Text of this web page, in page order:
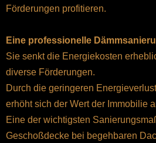
Förderungen profitieren.
Eine professionelle
Sie senkt die Energiekosten
diverse Förderungen.
Durch die geringeren
erhöht sich der Wert der Immobilie
Eine der wichtigsten
Geschoßdecke bei begehbaren